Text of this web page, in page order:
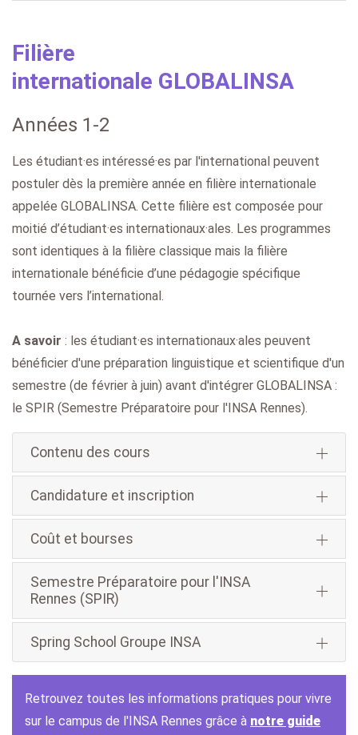
Filière
internationale GLOBALINSA
Années 1-2
Les étudiant·es intéressé·es par l'international peuvent
postuler dès la première année en filière internationale
appelée GLOBALINSA. Cette filière est composée pour
moitié d’étudiant·es internationaux·ales. Les programmes
sont identiques à la filière classique mais la filière
internationale bénéficie d’une pédagogie spécifique
tournée vers l’international.
A savoir : les étudiant·es internationaux·ales peuvent
bénéficier d'une préparation linguistique et scientifique d'un
semestre (de février à juin) avant d'intégrer GLOBALINSA :
le SPIR (Semestre Préparatoire pour l'INSA Rennes).
Contenu des cours
Candidature et inscription
Coût et bourses
Semestre Préparatoire pour l'INSA
Rennes (SPIR)
Spring School Groupe INSA
Retrouvez toutes les informations pratiques pour vivre
sur le campus de l'INSA Rennes grâce à notre guide